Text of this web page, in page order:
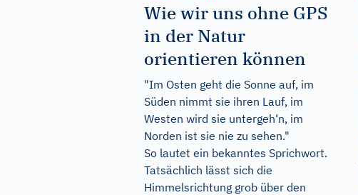
Wie wir uns ohne GPS
in der Natur
orientieren können
"Im Osten geht die Sonne auf, im
Süden nimmt sie ihren Lauf, im
Westen wird sie untergeh‘n, im
Norden ist sie nie zu sehen."
So lautet ein bekanntes Sprichwort.
Tatsächlich lässt sich die
Himmelsrichtung grob über den